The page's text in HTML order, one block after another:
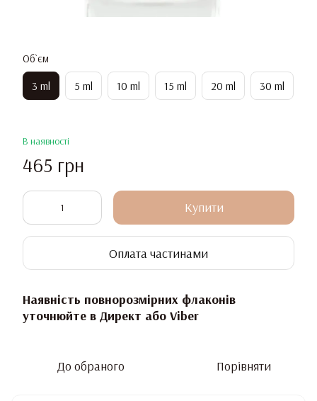
Об`єм
3 ml 5 ml 10 ml 15 ml 20 ml 30 ml
В наявності
465 грн
Купити
Оплата частинами
Наявність повнорозмірних флаконів
уточнюйте в Директ або Viber
До обраного Порівняти